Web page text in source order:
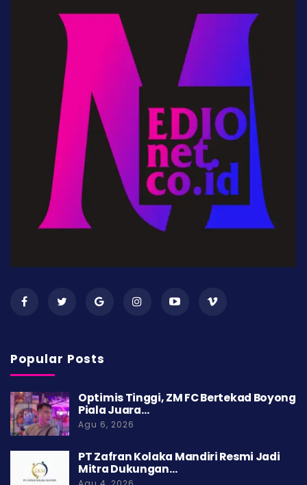
Popular Posts
Optimis Tinggi, ZM FC Bertekad Boyong
Piala Juara…
Agu 6, 2026
PT Zafran Kolaka Mandiri Resmi Jadi
Mitra Dukungan…